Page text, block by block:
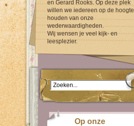
en Gerard Rooks. Op deze plek
willen we iedereen op de hoogte
houden van onze
wederwaardigheden.
Wij wensen je veel kijk- en
leesplezier.
Op onze